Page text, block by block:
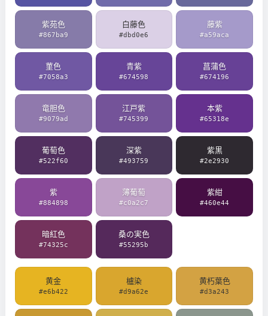
紫苑色
#867ba9
白藤色
#dbd0e6
藤紫
#a59aca
菫色
#7058a3
青紫
#674598
菖蒲色
#674196
竜胆色
#9079ad
江戸紫
#745399
本紫
#65318e
葡萄色
#522f60
深紫
#493759
紫黒
#2e2930
紫
#884898
薄葡萄
#c0a2c7
紫紺
#460e44
暗紅色
#74325c
桑の実色
#55295b
黄金
#e6b422
櫨染
#d9a62e
黄朽葉色
#d3a243